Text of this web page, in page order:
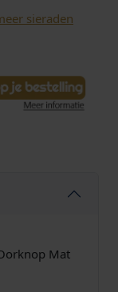
sieraden
Mat